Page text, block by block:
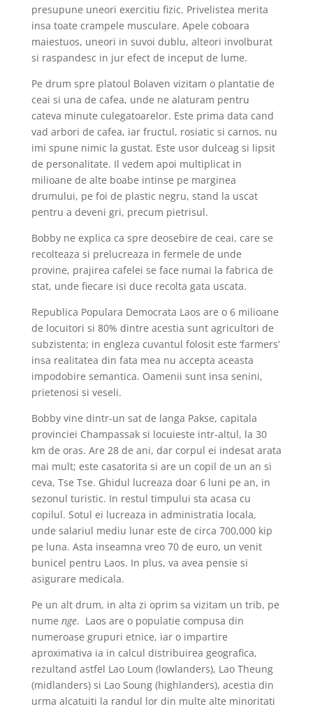
presupune uneori exercitiu fizic. Privelistea merita
insa toate crampele musculare. Apele coboara
maiestuos, uneori in suvoi dublu, alteori involburat
si raspandesc in jur efect de inceput de lume.
Pe drum spre platoul Bolaven vizitam o plantatie de
ceai si una de cafea, unde ne alaturam pentru
cateva minute culegatoarelor. Este prima data cand
vad arbori de cafea, iar fructul, rosiatic si carnos, nu
imi spune nimic la gustat. Este usor dulceag si lipsit
de personalitate. Il vedem apoi multiplicat in
milioane de alte boabe intinse pe marginea
drumului, pe foi de plastic negru, stand la uscat
pentru a deveni gri, precum pietrisul.
Bobby ne explica ca spre deosebire de ceai, care se
recolteaza si prelucreaza in fermele de unde
provine, prajirea cafelei se face numai la fabrica de
stat, unde fiecare isi duce recolta gata uscata.
Republica Populara Democrata Laos are o 6 milioane
de locuitori si 80% dintre acestia sunt agricultori de
subzistenta; in engleza cuvantul folosit este ‘farmers’
insa realitatea din fata mea nu accepta aceasta
impodobire semantica. Oamenii sunt insa senini,
prietenosi si veseli.
Bobby vine dintr-un sat de langa Pakse, capitala
provinciei Champassak si locuieste intr-altul, la 30
km de oras. Are 28 de ani, dar corpul ei indesat arata
mai mult; este casatorita si are un copil de un an si
ceva, Tse Tse. Ghidul lucreaza doar 6 luni pe an, in
sezonul turistic. In restul timpului sta acasa cu
copilul. Sotul ei lucreaza in administratia locala,
unde salariul mediu lunar este de circa 700,000 kip
pe luna. Asta inseamna vreo 70 de euro, un venit
bunicel pentru Laos. In plus, va avea pensie si
asigurare medicala.
Pe un alt drum, in alta zi oprim sa vizitam un trib, pe
nume nge. Laos are o populatie compusa din
numeroase grupuri etnice, iar o impartire
aproximativa ia in calcul distribuirea geografica,
rezultand astfel Lao Loum (lowlanders), Lao Theung
(midlanders) si Lao Soung (highlanders), acestia din
urma alcatuiti la randul lor din multe alte minoritati